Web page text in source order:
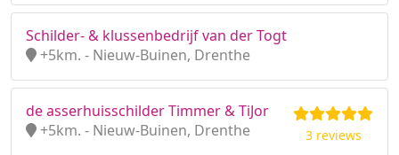
Schilder- & klussenbedrijf van der Togt
+5km. - Nieuw-Buinen, Drenthe
de asserhuisschilder Timmer & TiJor
+5km. - Nieuw-Buinen, Drenthe
3 reviews